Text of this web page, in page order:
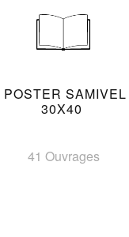
POSTER SAMIVEL
30X40
41 Ouvrages